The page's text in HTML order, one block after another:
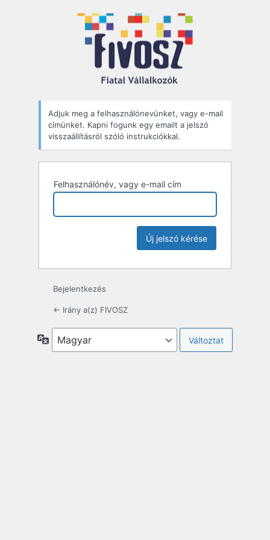
Adjuk meg a felhasználónevünket, vagy e-mail
címünket. Kapni fogunk egy emailt a jelszó
visszaállításról szóló instrukciókkal.
Felhasználónév, vagy e-mail cím
Bejelentkezés
← Irány a(z) FIVOSZ
Nyelv